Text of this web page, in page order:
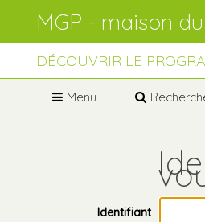
Aller
navigation
personnels
DÉCOUVRIR LE
Menu
Identifiant